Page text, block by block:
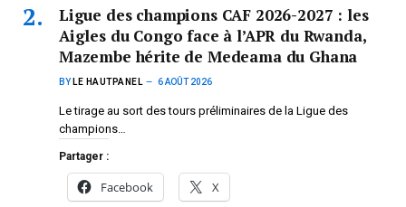
Ligue des champions CAF 2026-2027 : les
Aigles du Congo face à l’APR du Rwanda,
Mazembe hérite de Medeama du Ghana
BY LE HAUTPANEL 6 AOÛT 2026
Le tirage au sort des tours préliminaires de la Ligue des
champions…
Partager :
Facebook X